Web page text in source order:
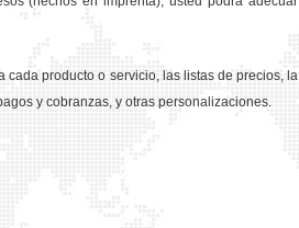
cada producto o servicio, las listas de precios, la
y cobranzas, y otras personalizaciones.